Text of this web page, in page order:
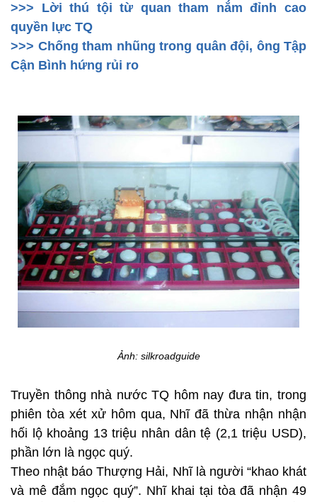
>>> Lời thú tội từ quan tham nắm đỉnh cao
quyền lực TQ
>>> Chống tham nhũng trong quân đội, ông Tập
Cận Bình hứng rủi ro
Ảnh: silkroadguide
Truyền thông nhà nước TQ hôm nay đưa tin, trong
phiên tòa xét xử hôm qua, Nhĩ đã thừa nhận nhận
hối lộ khoảng 13 triệu nhân dân tệ (2,1 triệu USD),
phần lớn là ngọc quý.
Theo nhật báo Thượng Hải, Nhĩ là người “khao khát
và mê đắm ngọc quý”. Nhĩ khai tại tòa đã nhận 49